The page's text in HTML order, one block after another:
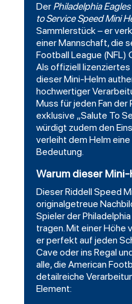
Der Philadelphia Eagles
to Service Speed Mini
Sammlerstück – er
einer Mannschaft, die
FootballLeague (NFL)
Als offiziell
dieser Mini-Helm
hochwertiger
Muss für jeden Fan der
exklusive „Salute To
würdigt zudem den
verleiht dem Helm
Bedeutung.
Warum dieser
Dieser Riddell Speed
originalgetreue
Spieler der
tragen. Mit einer Höhe
er perfekt auf jeden
Cave oder ins Regal
alle, die American
detailreiche
Element: